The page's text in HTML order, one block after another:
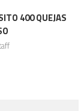
400 QUEJAS